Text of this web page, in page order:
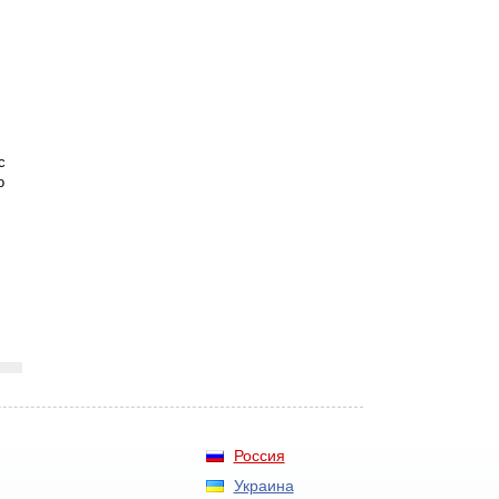
Россия
Украина